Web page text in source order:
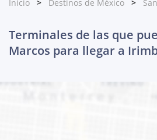
Inicio Destinos de México
Terminales de las que
Marcos para llegar a